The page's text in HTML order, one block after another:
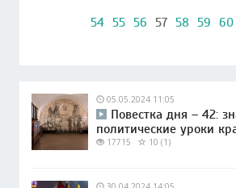
54 55 56 57 58 59 60
05.05.2024 11:05
Повестка дня – 42:
политические уроки
17715 10 (1)